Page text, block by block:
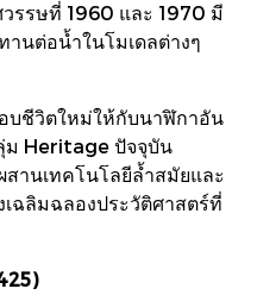
รรษที่ 1960 และ 1970 มี
นต่อน้ำในโมเดลต่างๆ
บชีวิตใหม่ให้กับนาฬิกาอัน
Heritage ปัจจุบัน
านเทคโนโลยีล้ำสมัยและ
ฉลิมฉลองประวัติศาสตร์ที่